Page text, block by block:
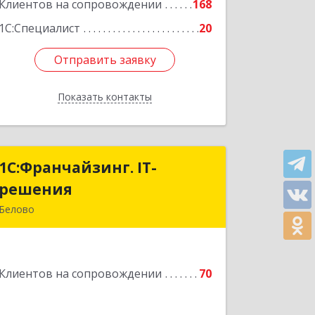
Клиентов на сопровождении
168
1С:Специалист
20
Отправить заявку
Показать контакты
Отправить заявку
Назад
1С:Франчайзинг. IT-
решения
Белово
Клиентов на сопровождении 70
1С:Франчайзинг. IT-
Подробнее